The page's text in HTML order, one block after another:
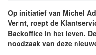
Op initiatief van Michel
Verint, roept de
Backoffice in het leven.
noodzaak van deze